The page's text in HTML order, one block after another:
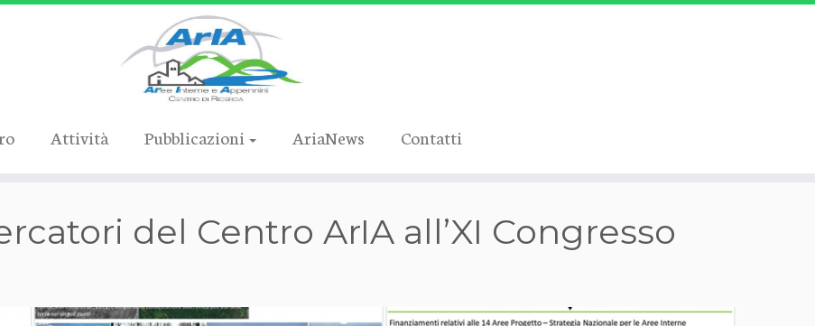
Attività Pubblicazioni AriaNews Contatti
del Centro ArIA all’XI Congresso